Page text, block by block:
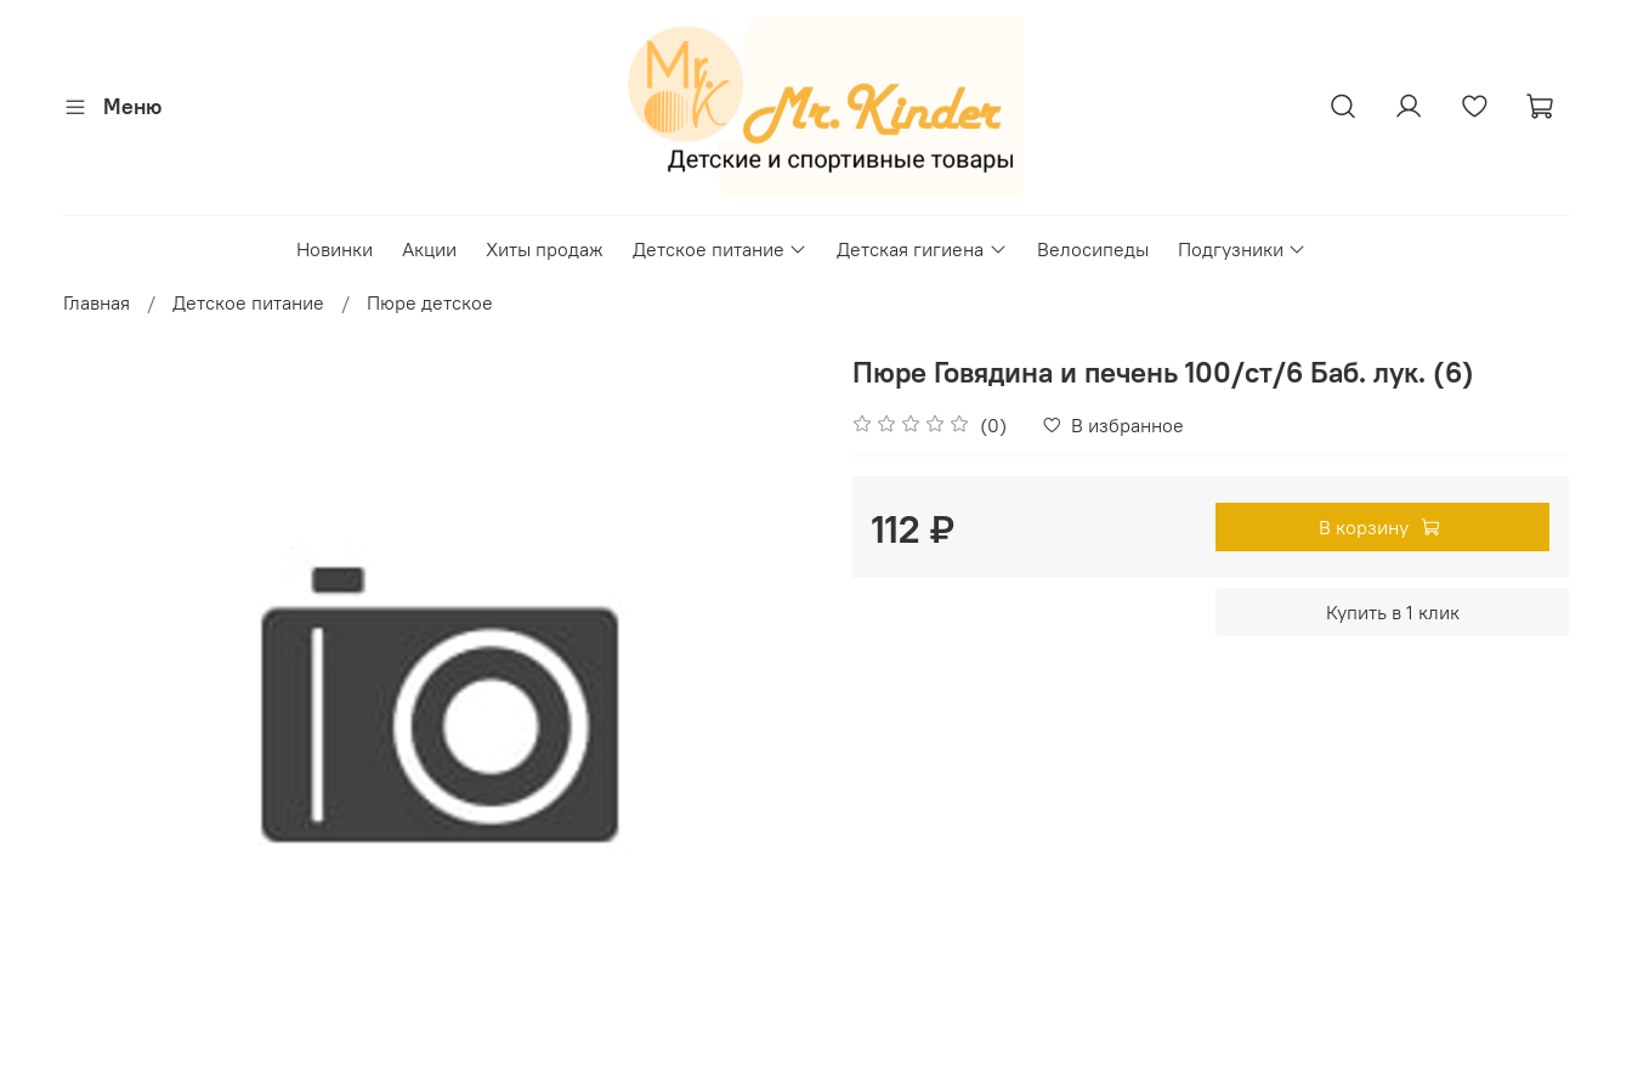
Меню
Новинки Акции Хиты продаж Детское питание Детская гигиена Велосипеды Подгузники
Главная Детское питание Пюре детское
Пюре Говядина и печень 100/ст/6 Баб. лук. (6)
(0) В избранное
112 ₽ В корзину
Купить в 1 клик